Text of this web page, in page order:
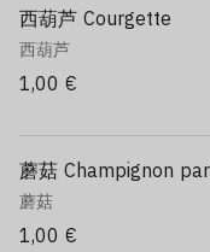
西葫芦 Courgette
西葫芦
1,00 €
蘑菇 Champignon
蘑菇
1,00 €